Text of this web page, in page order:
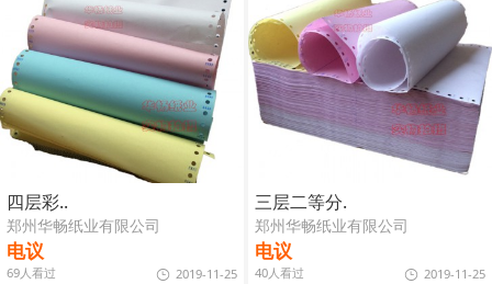
四层彩..
郑州华畅纸业有限公司
电议
69人看过 2019-11-25
三层二等分.
郑州华畅纸业有限公司
电议
40人看过 2019-11-25